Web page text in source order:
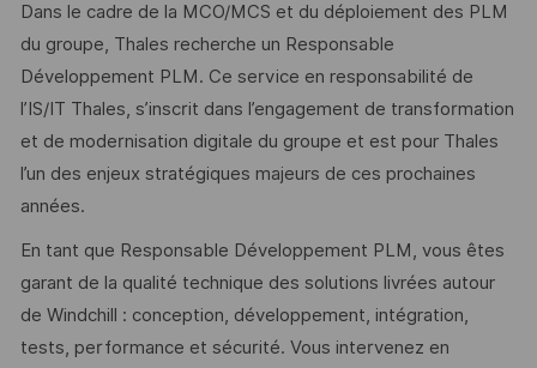
Dans le cadre de la MCO/MCS et du déploiement des PLM
du groupe, Thales recherche un Responsable
Développement PLM. Ce service en responsabilité de
l’IS/IT Thales, s’inscrit dans l’engagement de transformation
et de modernisation digitale du groupe et est pour Thales
l’un des enjeux stratégiques majeurs de ces prochaines
années.
En tant que Responsable Développement PLM, vous êtes
garant de la qualité technique des solutions livrées autour
de Windchill : conception, développement, intégration,
tests, performance et sécurité. Vous intervenez en